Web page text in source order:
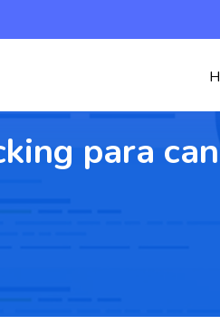
para